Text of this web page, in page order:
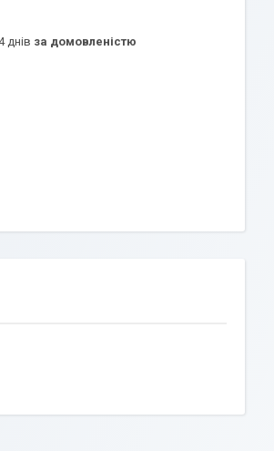
днів за домовленістю